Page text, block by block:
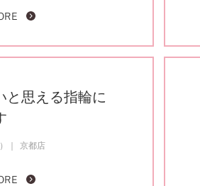
と思える指輪に
京都店